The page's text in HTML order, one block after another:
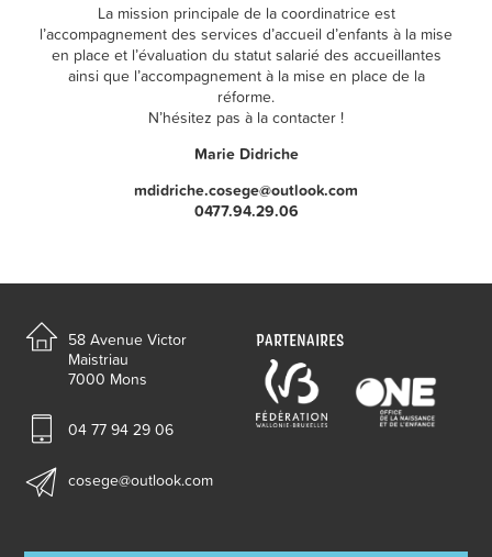
La mission principale de la coordinatrice est
l’accompagnement des services d’accueil d’enfants à la mise
en place et l’évaluation du statut salarié des accueillantes
ainsi que l’accompagnement à la mise en place de la
réforme.
N’hésitez pas à la contacter !
Marie Didriche
mdidriche.cosege@outlook.com
0477.94.29.06
58 Avenue Victor
Maistriau
7000 Mons
04 77 94 29 06
cosege@outlook.com
PARTENAIRES